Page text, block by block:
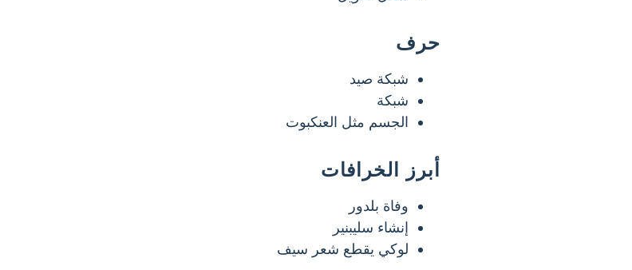
حرف
شبكة صيد
شبكة
الجسم مثل العنكبوت
أبرز الخرافات
وفاة بلدور
إنشاء سليبنير
لوكي يقطع شعر سيف